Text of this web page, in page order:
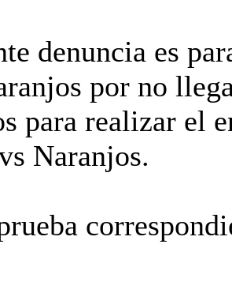
denuncia es
por no
para realizar el
Naranjos.